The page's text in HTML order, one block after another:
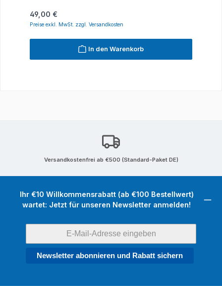
Regulärer Preis:
49,00 €
Preise exkl. MwSt. zzgl. Versandkosten
In den Warenkorb
Versandkostenfrei ab €500 (Standard-Paket DE)
Ihr €10 Willkommensrabatt (ab €100 Bestellwert)
wartet: Jetzt für unseren Newsletter anmelden!
Newsletter abonnieren und Rabatt sichern